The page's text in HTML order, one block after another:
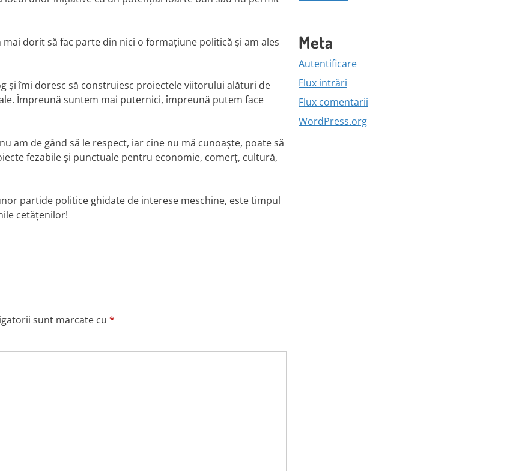
dorit să fac parte din nici o formațiune politică și am ales
și îmi doresc să construiesc proiectele viitorului alături de
Împreună suntem mai puternici, împreună putem face
am de gând să le respect, iar cine nu mă cunoaște, poate să
fezabile și punctuale pentru economie, comerț, cultură,
partide politice ghidate de interese meschine, este timpul
cetățenilor!
sunt marcate cu *
Meta
Autentificare
Flux intrări
Flux comentarii
WordPress.org